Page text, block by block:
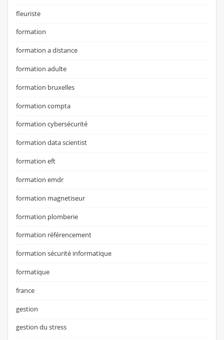
fleuriste
formation
formation a distance
formation adulte
formation bruxelles
formation compta
formation cybersécurité
formation data scientist
formation eft
formation emdr
formation magnetiseur
formation plomberie
formation référencement
formation sécurité informatique
formatique
france
gestion
gestion du stress